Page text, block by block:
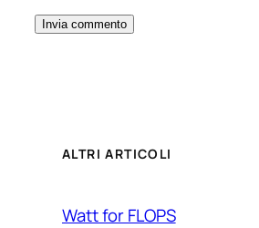
ALTRI ARTICOLI
Watt for FLOPS